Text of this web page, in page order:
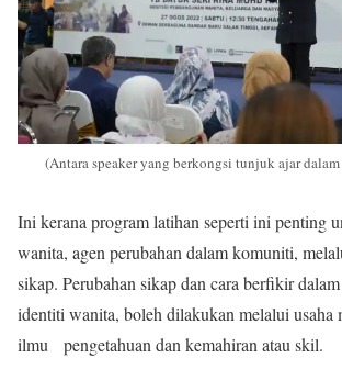
(Antara speaker yang berkongsi tunjuk ajar
Ini kerana program latihan seperti ini penting
wanita, agen perubahan dalam komuniti,
sikap. Perubahan sikap dan cara berfikir
identiti wanita, boleh dilakukan melalui usaha
ilmu pengetahuan dan kemahiran atau skil.